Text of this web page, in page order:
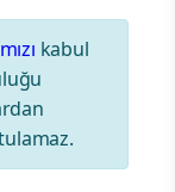
kabul